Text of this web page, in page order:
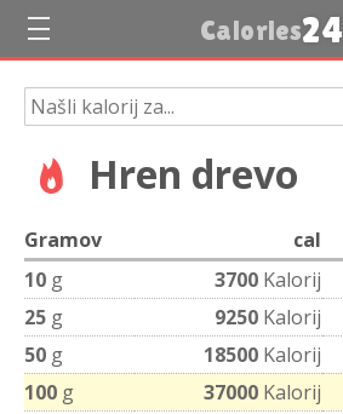
Calories24
Hren drevo
Gramov cal
10 g 3700 Kalorij
25 g 9250 Kalorij
50 g 18500 Kalorij
100 g 37000 Kalorij